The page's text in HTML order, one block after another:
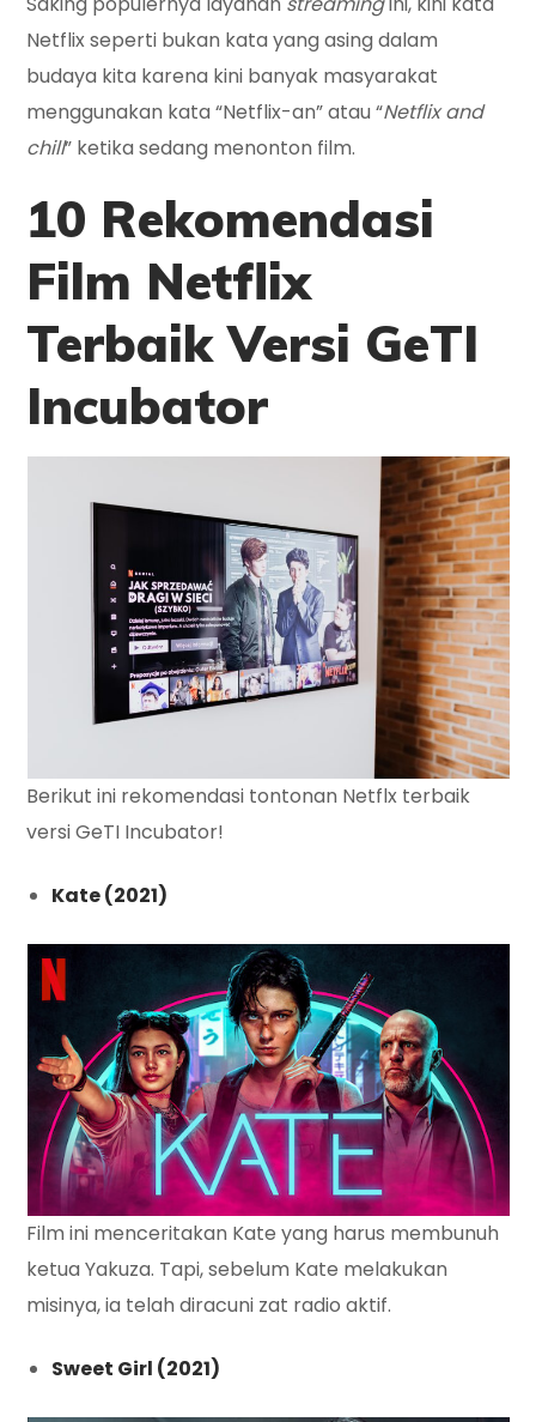
Netflix seperti bukan kata yang asing dalam
budaya kita karena kini banyak masyarakat
menggunakan kata “Netflix-an” atau “Netflix and
chill” ketika sedang menonton film.
10 Rekomendasi
Film Netflix
TerbaikVersi GeTI
Incubator
Berikut ini rekomendasi tontonan Netflx terbaik
versi GeTI Incubator!
Kate (2021)
Film ini menceritakan Kate yang harus membunuh
ketua Yakuza. Tapi, sebelum Kate melakukan
misinya, ia telah diracuni zat radio aktif.
Sweet Girl (2021)